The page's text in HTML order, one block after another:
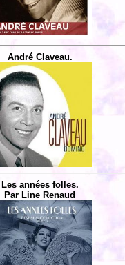
André Claveau.
Les années folles.
Par Line Renaud